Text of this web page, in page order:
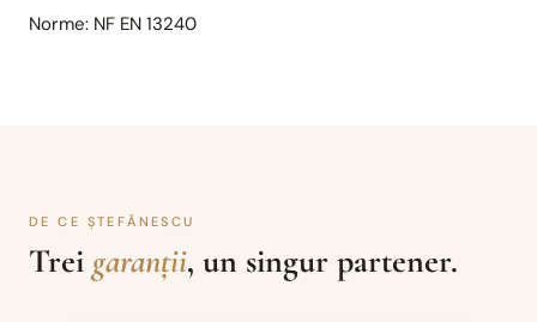
Norme: NF EN 13240
DE CE ȘTEFĂNESCU
Trei garanții, un singur partener.